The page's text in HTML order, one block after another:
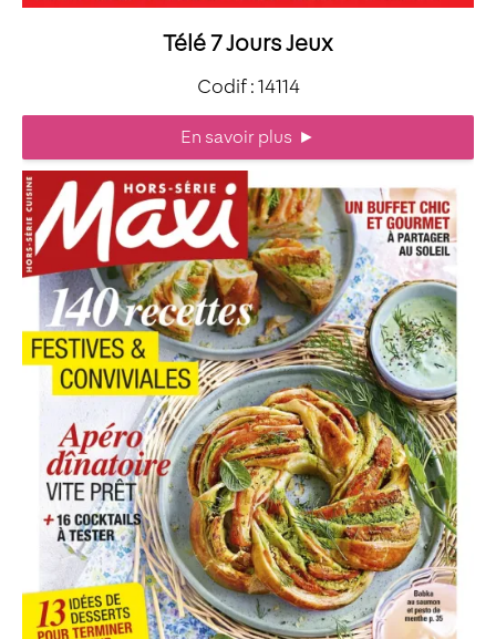
Télé 7 Jours Jeux
Codif : 14114
En savoir plus ►